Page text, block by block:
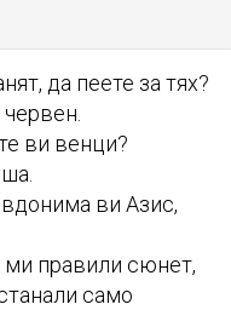
да пеете за тях?
ви венци?
ви Азис,
ми правили сюнет,
само